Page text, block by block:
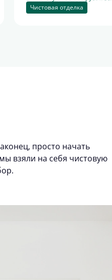
Чистовая отделка
просто начать
взяли на себя чистовую